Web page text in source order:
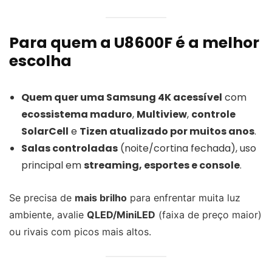
Para quem a U8600F é a melhor
escolha
Quem quer uma Samsung 4K acessível com
ecossistema maduro, Multiview, controle
SolarCell e Tizen atualizado por muitos anos.
Salas controladas (noite/cortina fechada), uso
principal emstreaming, esportes e console.
Se precisa de mais brilho para enfrentar muita luz
ambiente, avalie QLED/MiniLED (faixa de preço maior)
ou rivais com picos mais altos.